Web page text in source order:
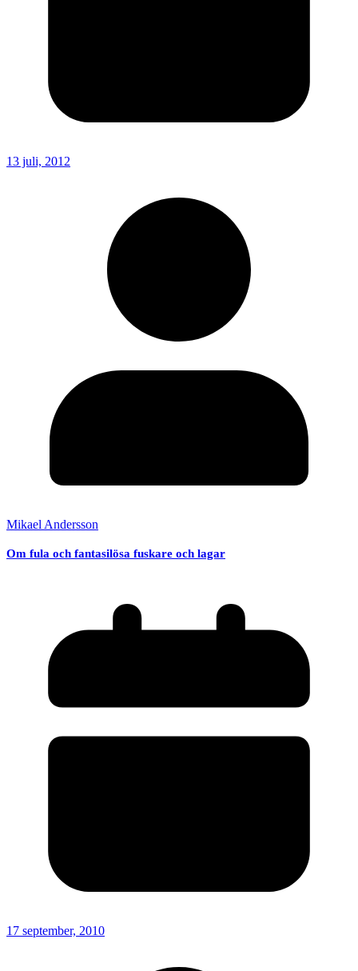
13 juli, 2012
Mikael Andersson
Om fula och fantasilösa fuskare och lagar
17 september, 2010